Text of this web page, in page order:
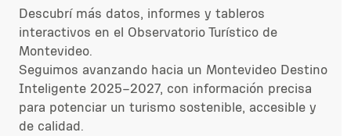
Descubrí más datos, informes y tableros
interactivos en el Observatorio Turístico de
Montevideo.
Seguimos avanzando hacia un Montevideo Destino
Inteligente 2025–2027, con información precisa
para potenciar un turismo sostenible, accesible y
de calidad.